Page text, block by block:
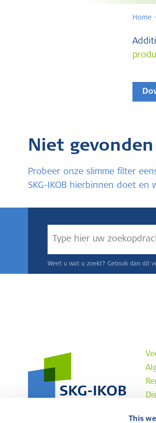
This
Home
Niet
Probeer onze slimme filter
SKG-IKOB hierbinnen doet en
Weet u wat u zoekt? Gebruik dan dit